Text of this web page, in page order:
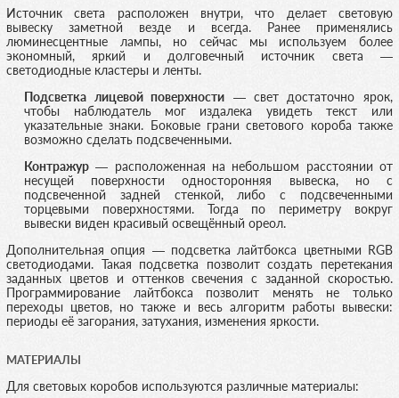
Источник света расположен внутри, что делает световую
вывеску заметной везде и всегда. Ранее применялись
люминесцентные лампы, но сейчас мы используем более
экономный, яркий и долговечный источник света —
светодиодные кластеры и ленты.
Подсветка лицевой поверхности — свет достаточно ярок,
чтобы наблюдатель мог издалека увидеть текст или
указательные знаки. Боковые грани светового короба также
возможно сделать подсвеченными.
Контражур — расположенная на небольшом расстоянии от
несущей поверхности односторонняя вывеска, но с
подсвеченной задней стенкой, либо с подсвеченными
торцевыми поверхностями. Тогда по периметру вокруг
вывески виден красивый освещённый ореол.
Дополнительная опция — подсветка лайтбокса цветными RGB
светодиодами. Такая подсветка позволит создать перетекания
заданных цветов и оттенков свечения с заданной скоростью.
Программирование лайтбокса позволит менять не только
переходы цветов, но также и весь алгоритм работы вывески:
периоды её загорания, затухания, изменения яркости.
МАТЕРИАЛЫ
Для световых коробов используются различные материалы: